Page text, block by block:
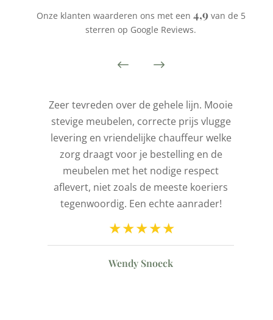
Onze klanten waarderen ons met een 4,9van de 5
sterren op Google Reviews.
Zeer tevreden over de gehele lijn. Mooie
stevige meubelen, correcte prijs vlugge
levering en vriendelijke chauffeur welke
zorg draagt voor je bestelling en de
meubelen met het nodige respect
aflevert, niet zoals de meeste koeriers
tegenwoordig. Een echte aanrader!
Wendy Snoeck